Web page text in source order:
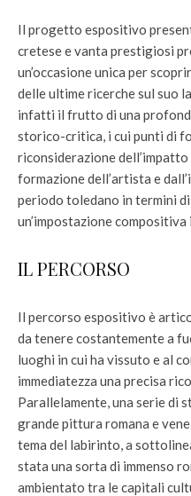
Il progetto espositivo
cretese e vanta prestigiosi
un’occasione unica per
delle ultime ricerche sul suo
infatti il frutto di una
storico-critica, i cui punti di
riconsiderazione
formazione dell’artista e
periodo toledano in termini
un’impostazione
IL PERCORSO
Il percorso espositivo è
da tenere costantemente a
luoghi in cui ha vissuto e al
immediatezza una precisa
Parallelamente, una serie di
grande pittura romana e
tema del labirinto, a
stata una sorta di immenso
ambientato tra le capitali